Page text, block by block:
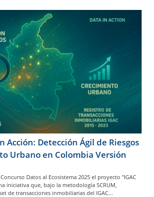
Acción: Detección Ágil de Riesgos
Urbano en Colombia Versión
Datos al Ecosistema 2025 el proyecto "IGAC
iniciativa que, bajo la metodología SCRUM,
de transacciones inmobiliarias del IGAC...